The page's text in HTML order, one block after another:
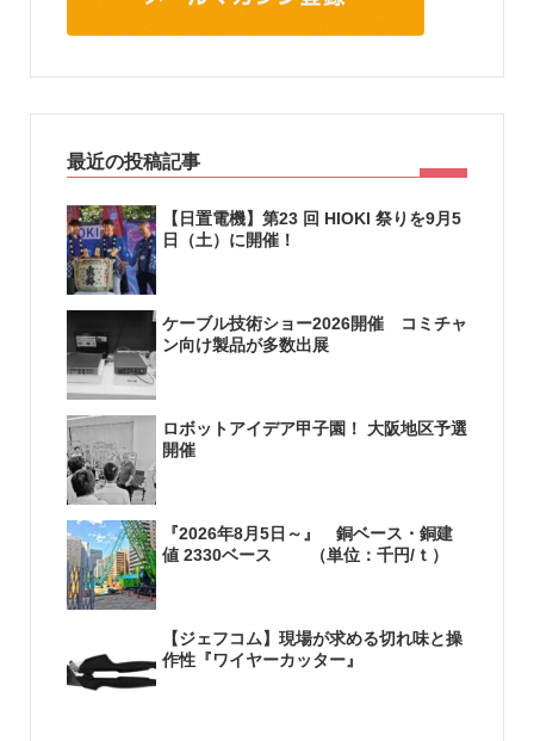
最近の投稿記事
【日置電機】第23 回 HIOKI 祭りを9月5
日（土）に開催！
ケーブル技術ショー2026開催 コミチャ
ン向け製品が多数出展
ロボットアイデア甲子園！ 大阪地区予選
開催
『2026年8月5日～』 銅ベース・銅建
値 2330ベース （単位：千円/ｔ）
【ジェフコム】現場が求める切れ味と操
作性『ワイヤーカッター』